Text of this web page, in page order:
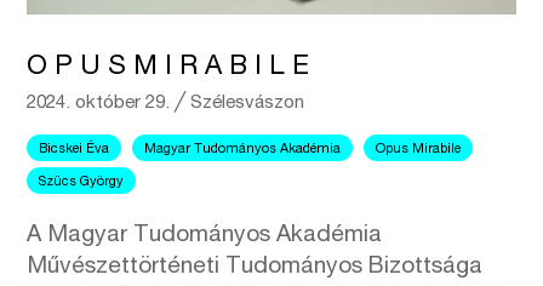
O P U S M I R A B I L E
2024. október 29. ╱Szélesvászon
Bicskei Éva Magyar Tudományos Akadémia Opus Mirabile
Szücs György
A Magyar Tudományos Akadémia
Művészettörténeti Tudományos Bizottsága